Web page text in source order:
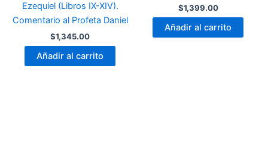
Ezequiel (Libros IX-XIV).
Comentario al Profeta Daniel
$1,345.00
Añadir al carrito
$1,399.00
Añadir al carrito